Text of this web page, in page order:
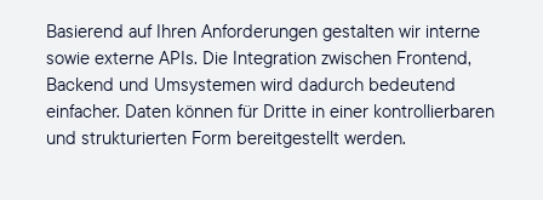
Basierend auf Ihren Anforderungen gestalten wir interne
sowie externe APIs. Die Integration zwischen Frontend,
Backend und Umsystemen wird dadurch bedeutend
einfacher. Daten können für Dritte in einer kontrollierbaren
und strukturierten Form bereitgestellt werden.